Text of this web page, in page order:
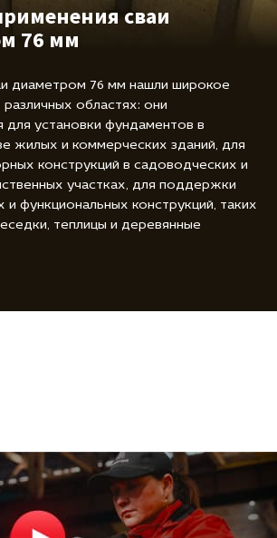
сваи
76 мм
диаметром 76 мм нашли широкое
областях: они
для установки фундаментов в
жилых и коммерческих зданий, для
конструкций в садоводческих и
участках, для поддержки
и функциональных конструкций, таких
теплицы и деревянные
для фиксации и закрепления
включая буровые установки,